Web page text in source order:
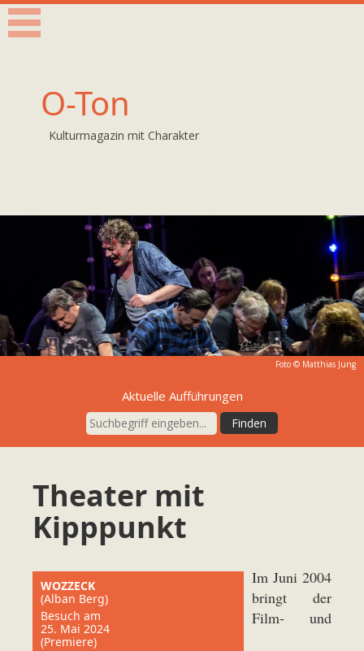
O-Ton
Kulturmagazin mit Charakter
Foto © Matthias Jung
Aktuelle Aufführungen
Theater mit
Kipppunkt
WOZZECK
(Alban Berg)
Besuch am
25. Mai 2024
(Premiere)
Im Juni 2004
bringt der
Film- und